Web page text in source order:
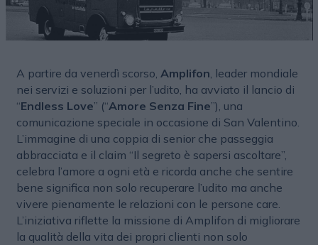
A partire da venerdì scorso, Amplifon, leader mondiale
nei servizi e soluzioni per l’udito, ha avviato il lancio di
“Endless Love” (“Amore Senza Fine”), una
comunicazione speciale in occasione di San Valentino.
L’immagine di una coppia di senior che passeggia
abbracciata e il claim “Il segreto è sapersi ascoltare”,
celebra l’amore a ogni età e ricorda anche che sentire
bene significa non solo recuperare l’udito ma anche
vivere pienamente le relazioni con le persone care.
L’iniziativa riflette la missione di Amplifon di migliorare
la qualità della vita dei propri clienti non solo